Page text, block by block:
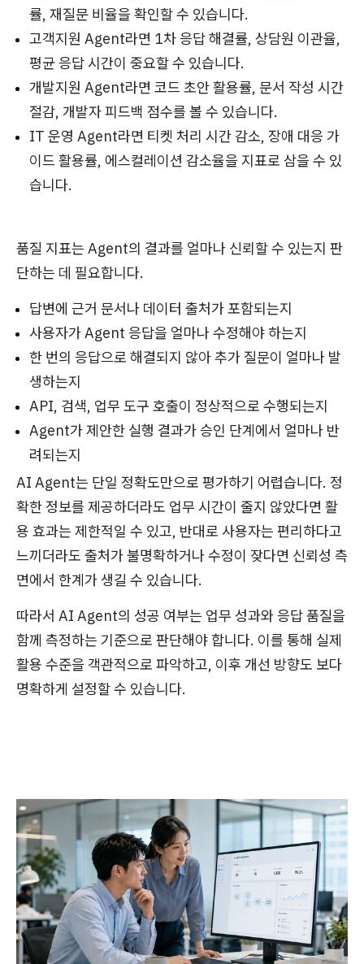
률, 재질문 비율을 확인할 수 있습니다.
고객지원 Agent라면 1차 응답 해결률, 상담원 이관율,
평균 응답 시간이 중요할 수 있습니다.
개발지원 Agent라면 코드 초안 활용률, 문서 작성 시간
절감, 개발자 피드백 점수를 볼 수 있습니다.
IT 운영 Agent라면 티켓 처리 시간 감소, 장애 대응 가
이드 활용률, 에스컬레이션 감소율을 지표로 삼을 수 있
습니다.
품질 지표는 Agent의 결과를 얼마나 신뢰할 수 있는지 판
단하는 데 필요합니다.
답변에 근거 문서나 데이터 출처가 포함되는지
사용자가 Agent 응답을 얼마나 수정해야 하는지
한 번의 응답으로 해결되지 않아 추가 질문이 얼마나 발
생하는지
API, 검색, 업무 도구 호출이 정상적으로 수행되는지
Agent가 제안한 실행 결과가 승인 단계에서 얼마나 반
려되는지
AI Agent는 단일 정확도만으로 평가하기 어렵습니다. 정
확한 정보를 제공하더라도 업무 시간이 줄지 않았다면 활
용 효과는 제한적일 수 있고, 반대로 사용자는 편리하다고
느끼더라도 출처가 불명확하거나 수정이 잦다면 신뢰성 측
면에서 한계가 생길 수 있습니다.
따라서 AI Agent의 성공 여부는 업무 성과와 응답 품질을
함께 측정하는 기준으로 판단해야 합니다. 이를 통해 실제
활용 수준을 객관적으로 파악하고, 이후 개선 방향도 보다
명확하게 설정할 수 있습니다.